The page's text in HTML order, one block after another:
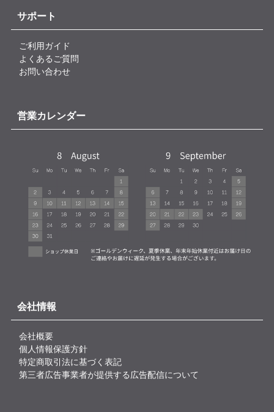
サポート
ご利用ガイド
よくあるご質問
お問い合わせ
営業カレンダー
会社情報
会社概要
個人情報保護方針
特定商取引法に基づく表記
第三者広告事業者が提供する広告配信について